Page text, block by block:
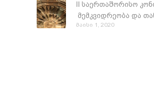
II საერთაშორისო
მემკვიდრეობა და
მაისი 1, 2020